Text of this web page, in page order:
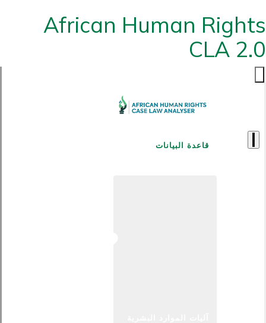
African Human Rights
CLA 2.0
قاعدة البيانات